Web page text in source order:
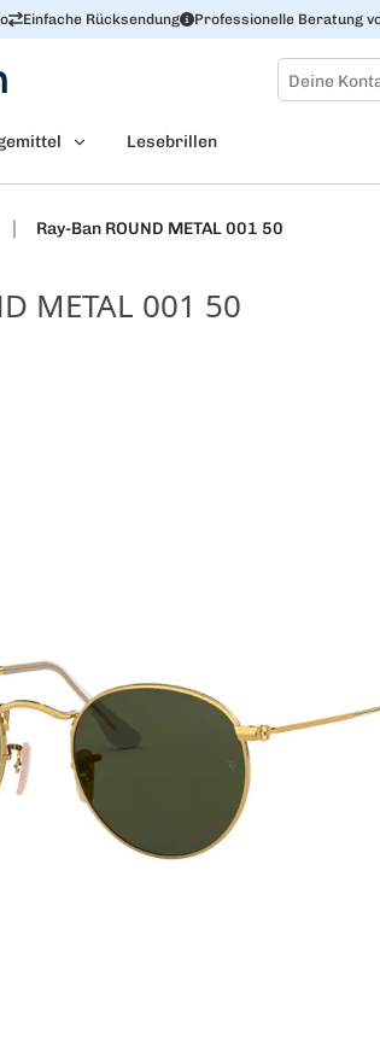
Einfache Rücksendung Professionelle Beratung
Lesebrillen
Ray-Ban ROUND METAL 001 50
METAL 001 50